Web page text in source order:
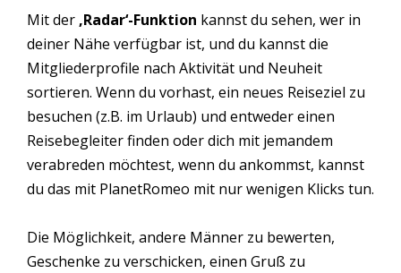
Mit der ‚Radar‘-Funktion kannst du sehen, wer in
deiner Nähe verfügbar ist, und du kannst die
Mitgliederprofile nach Aktivität und Neuheit
sortieren. Wenn du vorhast, ein neues Reiseziel zu
besuchen (z.B. im Urlaub) und entweder einen
Reisebegleiter finden oder dich mit jemandem
verabreden möchtest, wenn du ankommst, kannst
du das mit PlanetRomeo mit nur wenigen Klicks tun.
Die Möglichkeit, andere Männer zu bewerten,
Geschenke zu verschicken, einen Gruß zu